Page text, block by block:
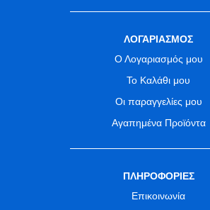
ΛΟΓΑΡΙΑΣΜΟΣ
Ο Λογαριασμός μου
Το Καλάθι μου
Οι παραγγελίες μου
Αγαπημένα Προϊόντα
ΠΛΗΡΟΦΟΡΙΕΣ
Επικοινωνία